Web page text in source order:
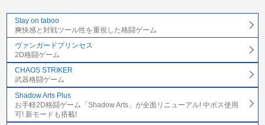
Stay on taboo
爽快感と対戦ツール性を重視した格闘ゲーム
ヴァンガードプリンセス
2D格闘ゲーム
CHAOS STRIKER
武器格闘ゲーム
Shadow Arts Plus
お手軽2D格闘ゲーム「Shadow Arts」が全面リニューアル! 中ボス使用
可! 新モードも搭載!